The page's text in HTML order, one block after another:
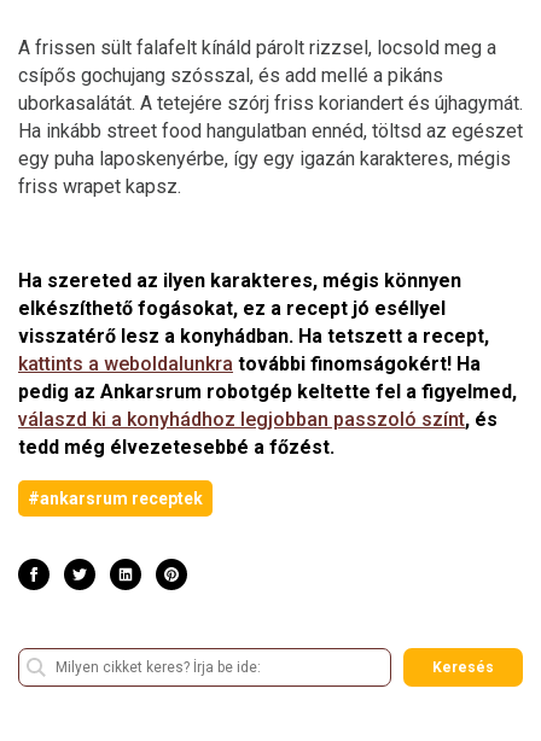
A frissen sült falafelt kínáld párolt rizzsel, locsold meg a
csípős gochujang szósszal, és add mellé a pikáns
uborkasalátát. A tetejére szórj friss koriandert és újhagymát.
Ha inkább street food hangulatban ennéd, töltsd az egészet
egy puha laposkenyérbe, így egy igazán karakteres, mégis
friss wrapet kapsz.
Ha szereted az ilyen karakteres, mégis könnyen
elkészíthető fogásokat, ez a recept jó eséllyel
visszatérő lesz a konyhádban. Ha tetszett a recept,
kattints a weboldalunkra további finomságokért! Ha
pedig az Ankarsrum robotgép keltette fel a figyelmed,
válaszd ki a konyhádhoz legjobban passzoló színt, és
tedd még élvezetesebbé a főzést.
#ankarsrum receptek
Keresés